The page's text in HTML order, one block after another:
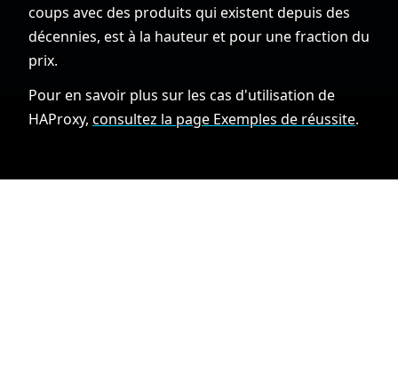
coups avec des produits qui existent depuis des
décennies, est à la hauteur et pour une fraction du
prix.
Pour en savoir plus sur les cas d'utilisation de
HAProxy, consultez la page Exemples de réussite.